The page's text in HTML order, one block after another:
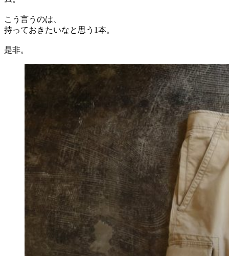
こう言うのは、
持っておきたいなと思う1本。
是非。